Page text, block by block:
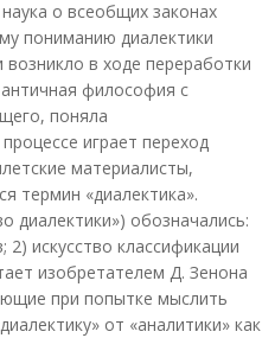
о всеобщих законах
пониманию диалектики
в ходе переработки
философия с
поняла
играет переход
материалисты,
термин «диалектика».
диалектики») обозначались:
искусство классификации
изобретателем Д. Зенона
при попытке мыслить
от «аналитики» как